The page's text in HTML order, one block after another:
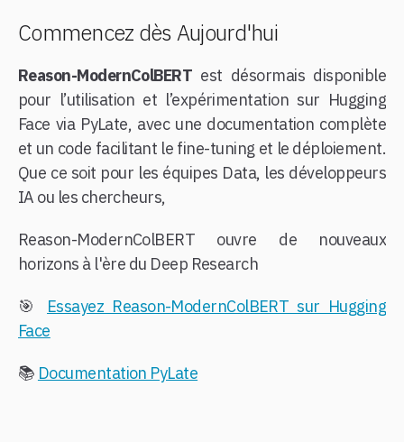
Commencez dès Aujourd'hui
Reason-ModernColBERT est désormais disponible
pour l’utilisation et l’expérimentation sur Hugging
Face via PyLate, avec une documentation complète
et un code facilitant le fine-tuning et le déploiement.
Que ce soit pour les équipes Data, les développeurs
IA ou les chercheurs,
Reason-ModernColBERT ouvre de nouveaux
horizons à l'ère du Deep Research
🎯 Essayez Reason-ModernColBERT sur Hugging
Face
📚 Documentation PyLate